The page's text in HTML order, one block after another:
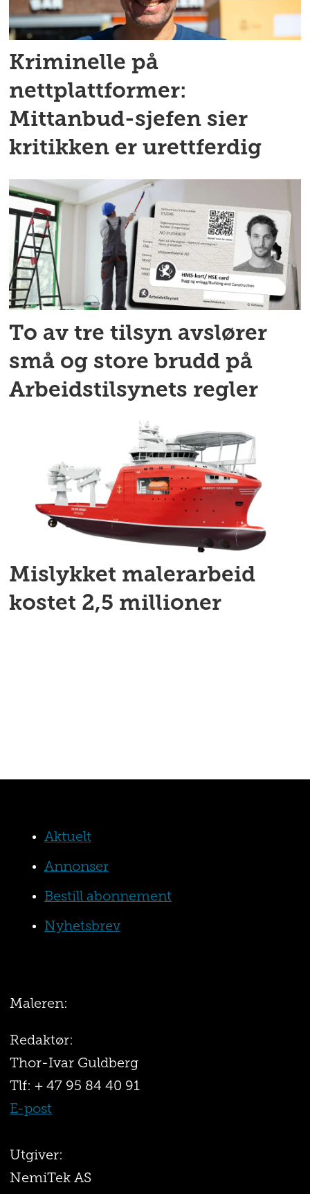
Kriminelle på
nettplattformer:
Mittanbud-sjefen sier
kritikken er urettferdig
To av tre tilsyn avslører
små og store brudd på
Arbeidstilsynets regler
Mislykket malerarbeid
kostet 2,5 millioner
Aktuelt
Annonser
Bestill abonnement
Nyhetsbrev
Maleren:
Redaktør:
Thor-Ivar Guldberg
Tlf: + 47 95 84 40 91
E-post
Utgiver:
NemiTek AS